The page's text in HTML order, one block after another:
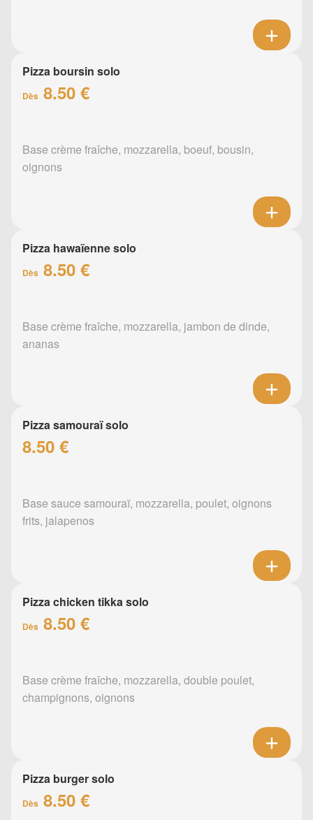
Pizza boursin solo
Dès 8.50 €
Base crème fraîche, mozzarella, boeuf, bousin,
oignons
Pizza hawaïenne solo
Dès 8.50 €
Base crème fraîche, mozzarella, jambon de dinde,
ananas
Pizza samouraï solo
8.50 €
Base sauce samouraï, mozzarella, poulet, oignons
frits, jalapenos
Pizza chicken tikka solo
Dès 8.50 €
Base crème fraîche, mozzarella, double poulet,
champignons, oignons
Pizza burger solo
Dès 8.50 €